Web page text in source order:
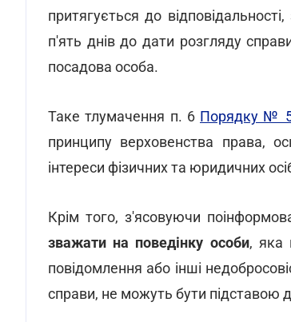
притягується до
п'ять днів до дати розгляду
посадова особа.
Таке тлумачення п. 6 Порядку №
принципу верховенства права,
інтереси фізичних та юридичних
Крім того, з'ясовуючи
зважати на поведінку особи, яка
повідомлення або інші
справи, не можуть бути підставою